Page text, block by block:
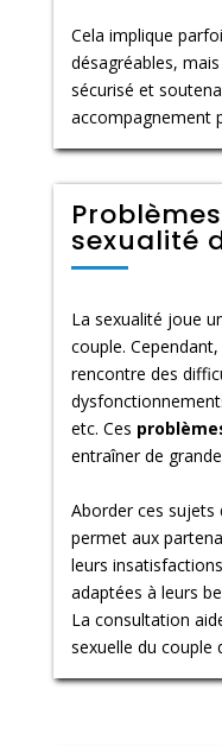
Cela implique
désagréables,
sécurisé et
accompagnement
sexualité
La sexualité joue
couple.
rencontre des
etc. Ces
entraîner de
Aborder ces sujets
permet aux
leurs
adaptées à leurs
La consultation
sexuelle du couple